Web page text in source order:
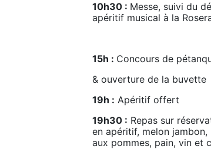
10h30 : Messe, suivi du
apéritif musical à la
15h : Concours de
& ouverture de la buvette
19h : Apéritif offert
19h30 : Repas sur
en apéritif, melon
aux pommes, pain, vin et